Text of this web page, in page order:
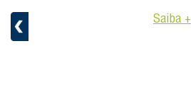
+ Saiba +